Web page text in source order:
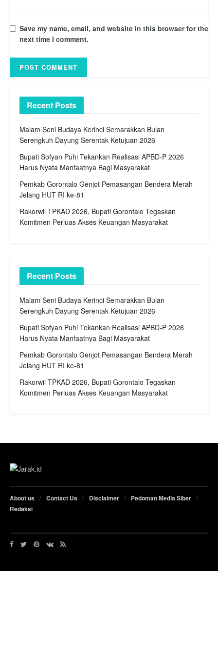
Save my name, email, and website in this browser for the
next time I comment.
Recent Posts
Malam Seni Budaya Kerinci Semarakkan Bulan
Serengkuh Dayung Serentak Ketujuan 2026
Bupati Sofyan Puhi Tekankan Realisasi APBD-P 2026
Harus Nyata Manfaatnya Bagi Masyarakat
Pemkab Gorontalo Genjot Pemasangan Bendera Merah
Jelang HUT RI ke-81
Rakorwil TPKAD 2026, Bupati Gorontalo Tegaskan
Komitmen Perluas Akses Keuangan Masyarakat
Recent Posts
Malam Seni Budaya Kerinci Semarakkan Bulan
Serengkuh Dayung Serentak Ketujuan 2026
Bupati Sofyan Puhi Tekankan Realisasi APBD-P 2026
Harus Nyata Manfaatnya Bagi Masyarakat
Pemkab Gorontalo Genjot Pemasangan Bendera Merah
Jelang HUT RI ke-81
Rakorwil TPKAD 2026, Bupati Gorontalo Tegaskan
Komitmen Perluas Akses Keuangan Masyarakat
About us Contact Us Disclaimer
Pedoman Media Siber
Redaksi